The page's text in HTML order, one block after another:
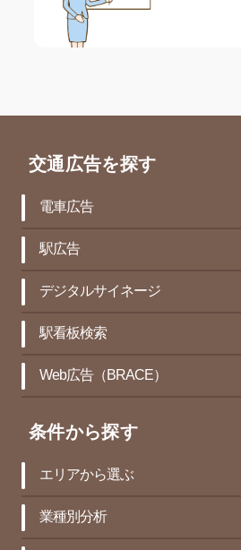
交通広告を探す
電車広告
駅広告
デジタルサイネージ
駅看板検索
Web広告（BRACE）
条件から探す
エリアから選ぶ
業種別分析